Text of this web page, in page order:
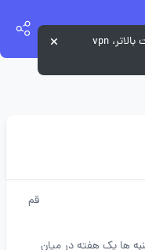
قم
برای تجربه کاربری بهتر و سرعت بالاتر، vpn